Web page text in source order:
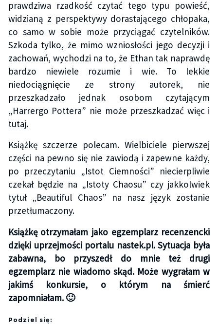
prawdziwa rzadkość czytać tego typu powieść,
widzianą z perspektywy dorastającego chłopaka,
co samo w sobie może przyciągać czytelników.
Szkoda tylko, że mimo wzniosłości jego decyzji i
zachowań, wychodzi na to, że Ethan tak naprawdę
bardzo niewiele rozumie i wie. To lekkie
niedociągnięcie ze strony autorek, nie
przeszkadzało jednak osobom czytającym
„Harrergo Pottera” nie może przeszkadzać więc i
tutaj.
Książkę szczerze polecam. Wielbiciele pierwszej
części na pewno się nie zawiodą i zapewne każdy,
po przeczytaniu „Istot Ciemności” niecierpliwie
czekał będzie na „Istoty Chaosu” czy jakkolwiek
tytuł „Beautiful Chaos” na nasz język zostanie
przetłumaczony.
Książkę otrzymałam jako egzemplarz recenzencki
dzięki uprzejmości portalu nastek.pl. Sytuacja była
zabawna, bo przyszedł do mnie też drugi
egzemplarz nie wiadomo skąd. Może wygrałam w
jakimś konkursie, o którym na śmierć
zapomniałam. 🙂
Podziel się: